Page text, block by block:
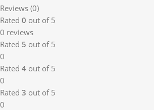
Reviews (0)
Rated 0 out of 5
0 reviews
Rated 5 out of 5
0
Rated 4 out of 5
0
Rated 3 out of 5
0